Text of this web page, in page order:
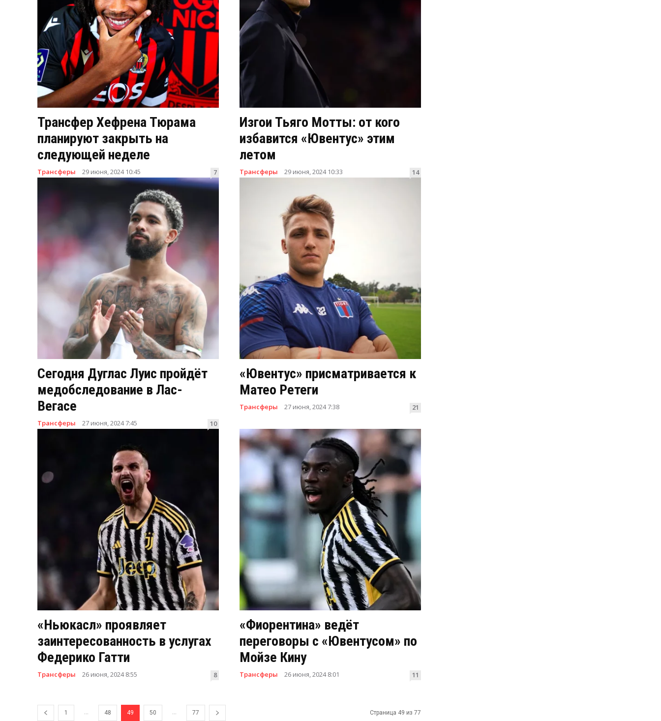
Трансфер Хефрена Тюрама
планируют закрыть на
следующей неделе
Трансферы 29 июня, 2024 10:45 7
Изгои Тьяго Мотты: от кого
избавится «Ювентус» этим
летом
Трансферы 29 июня, 2024 10:33 14
Сегодня Дуглас Луис пройдёт
медобследование в Лас-
Вегасе
Трансферы 27 июня, 2024 7:45 10
«Ювентус» присматривается к
Матео Ретеги
Трансферы 27 июня, 2024 7:38 21
«Ньюкасл» проявляет
заинтересованность в услугах
Федерико Гатти
Трансферы 26 июня, 2024 8:55 8
«Фиорентина» ведёт
переговоры с «Ювентусом» по
Мойзе Кину
Трансферы 26 июня, 2024 8:01 11
1 48 49 50 77 Страница 49 из 77